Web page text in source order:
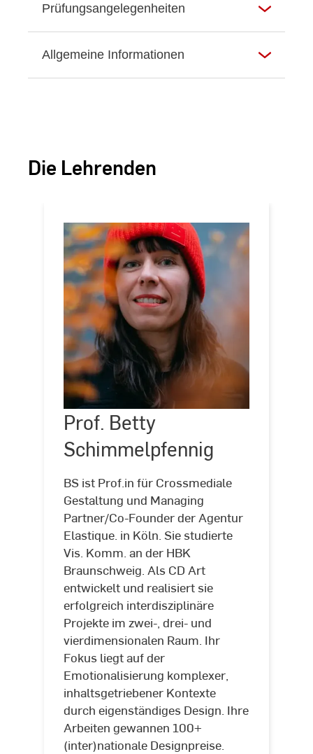
Prüfungsangelegenheiten
Allgemeine Informationen
Die Lehrenden
Prof. Betty
Schimmelpfennig
BS ist Prof.in für Crossmediale
Gestaltung und Managing
Partner/Co-Founder der Agentur
Elastique. in Köln. Sie studierte
Vis. Komm. an der HBK
Braunschweig. Als CD Art
entwickelt und realisiert sie
erfolgreich interdisziplinäre
Projekte im zwei-, drei- und
vierdimensionalen Raum. Ihr
Fokus liegt auf der
Emotionalisierung komplexer,
inhaltsgetriebener Kontexte
durch eigenständiges Design. Ihre
Arbeiten gewannen 100+
(inter)nationale Designpreise.
Prof.
Betty
Schimmelpfennig